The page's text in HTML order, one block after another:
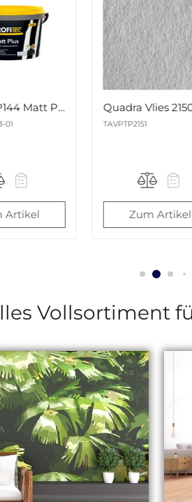
Quadra Vlies 2150 25x0,75m
Artikel
WEHAN4960P
Zum Artikel
Vollsortiment